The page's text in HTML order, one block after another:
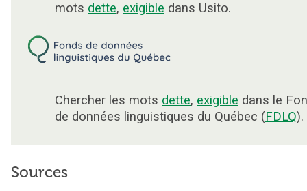
mots dette, exigible dans Usito.
Chercher les mots dette, exigible dans le
de données linguistiques du Québec (FDLQ).
Sources